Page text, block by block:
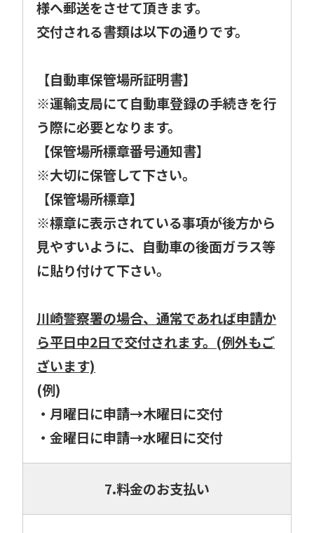
様へ郵送をさせて頂きます。
交付される書類は以下の通りです。
【自動車保管場所証明書】
※運輸支局にて自動車登録の手続きを行
う際に必要となります。
【保管場所標章番号通知書】
※大切に保管して下さい。
【保管場所標章】
※標章に表示されている事項が後方から
見やすいように、自動車の後面ガラス等
に貼り付けて下さい。
川崎警察署の場合、通常であれば申請か
ら平日中2日で交付されます。(例外もご
ざいます)
(例)
・月曜日に申請→木曜日に交付
・金曜日に申請→水曜日に交付
7.料金のお支払い